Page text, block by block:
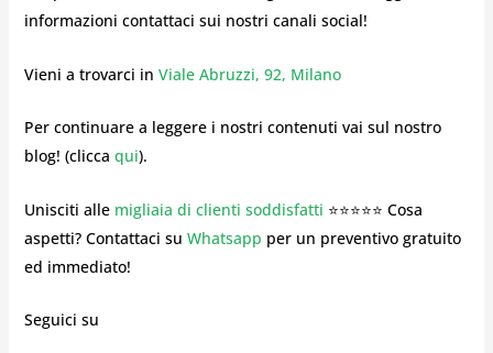
informazioni contattaci sui nostri canali social!
Vieni a trovarci in Viale Abruzzi, 92, Milano
Per continuare a leggere i nostri contenuti vai sul nostro
blog! (clicca qui).
Unisciti alle migliaia di clienti soddisfatti ⭐⭐⭐⭐⭐ Cosa
aspetti? Contattaci su Whatsapp per un preventivo gratuito
ed immediato!
Seguici su